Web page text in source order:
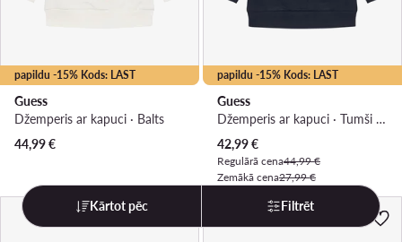
papildu -15% Kods: LAST
Guess
Džemperis ar kapuci · Balts
44,99€
papildu -15% Kods: LAST
Guess
Džemperis ar kapuci · Tumši zils
Pašreizējā cena
42,99€
Regulārā cena44,99 €
Zemākā cena27,99 €
Kārtot pēc Filtrēt